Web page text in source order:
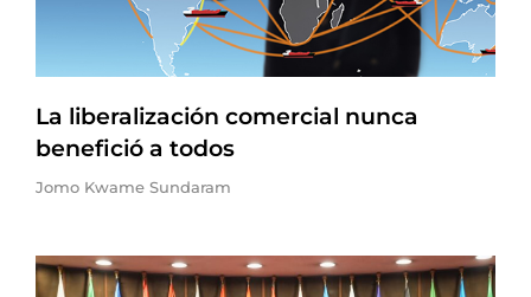
La liberalización comercial nunca
benefició a todos
Jomo Kwame Sundaram